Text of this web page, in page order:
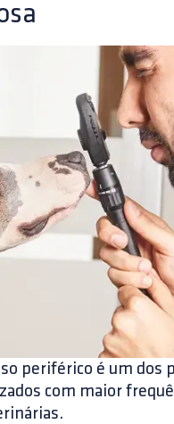
periférico é um dos
com maior